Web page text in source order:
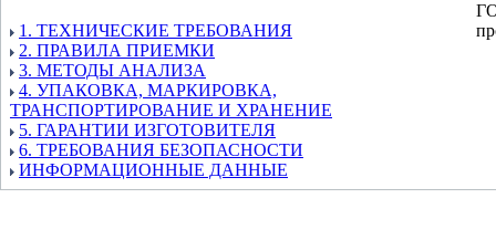
1. ТЕХНИЧЕСКИЕ ТРЕБОВАНИЯ
2. ПРАВИЛА ПРИЕМКИ
3. МЕТОДЫ АНАЛИЗА
4. УПАКОВКА, МАРКИРОВКА,
ТРАНСПОРТИРОВАНИЕ И ХРАНЕНИЕ
5. ГАРАНТИИ ИЗГОТОВИТЕЛЯ
6. ТРЕБОВАНИЯ БЕЗОПАСНОСТИ
ИНФОРМАЦИОННЫЕ ДАННЫЕ